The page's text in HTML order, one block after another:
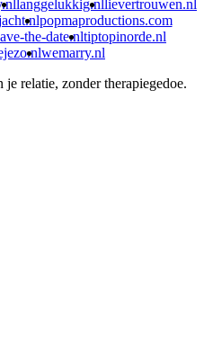
langgelukkig.nllievertrouwen.nl
popmaproductions.com
the-date.nltiptopinorde.nl
wemarry.nl
relatie, zonder therapiegedoe.